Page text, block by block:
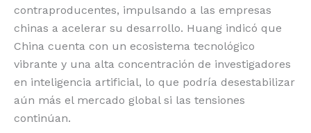
contraproducentes, impulsando a las empresas
chinas a acelerar su desarrollo. Huang indicó que
China cuenta con un ecosistema tecnológico
vibrante y una alta concentración de investigadores
en inteligencia artificial, lo que podría desestabilizar
aún más el mercado global si las tensiones
continúan.